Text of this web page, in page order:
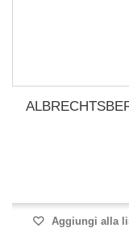
Aggiungi alla